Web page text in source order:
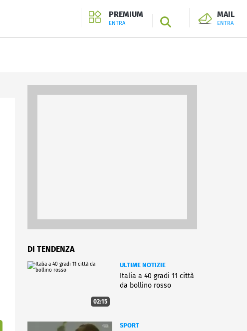
PREMIUM
ENTRA SEARCH
MAIL
ENTRA
DI TENDENZA
02:15
ULTIME NOTIZIE
Italia a 40 gradi 11 città
da bollino rosso
SPORT